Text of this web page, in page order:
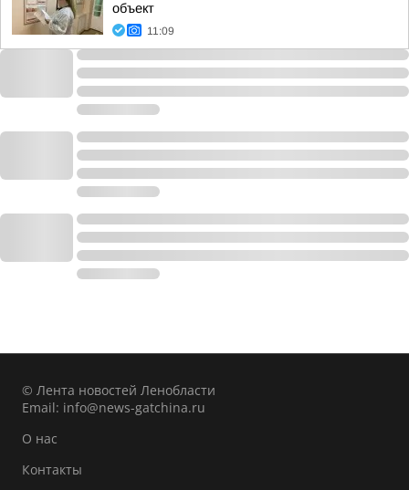
объект
11:09
© Лента новостей Ленобласти
Email: info@news-gatchina.ru
О нас
Контакты